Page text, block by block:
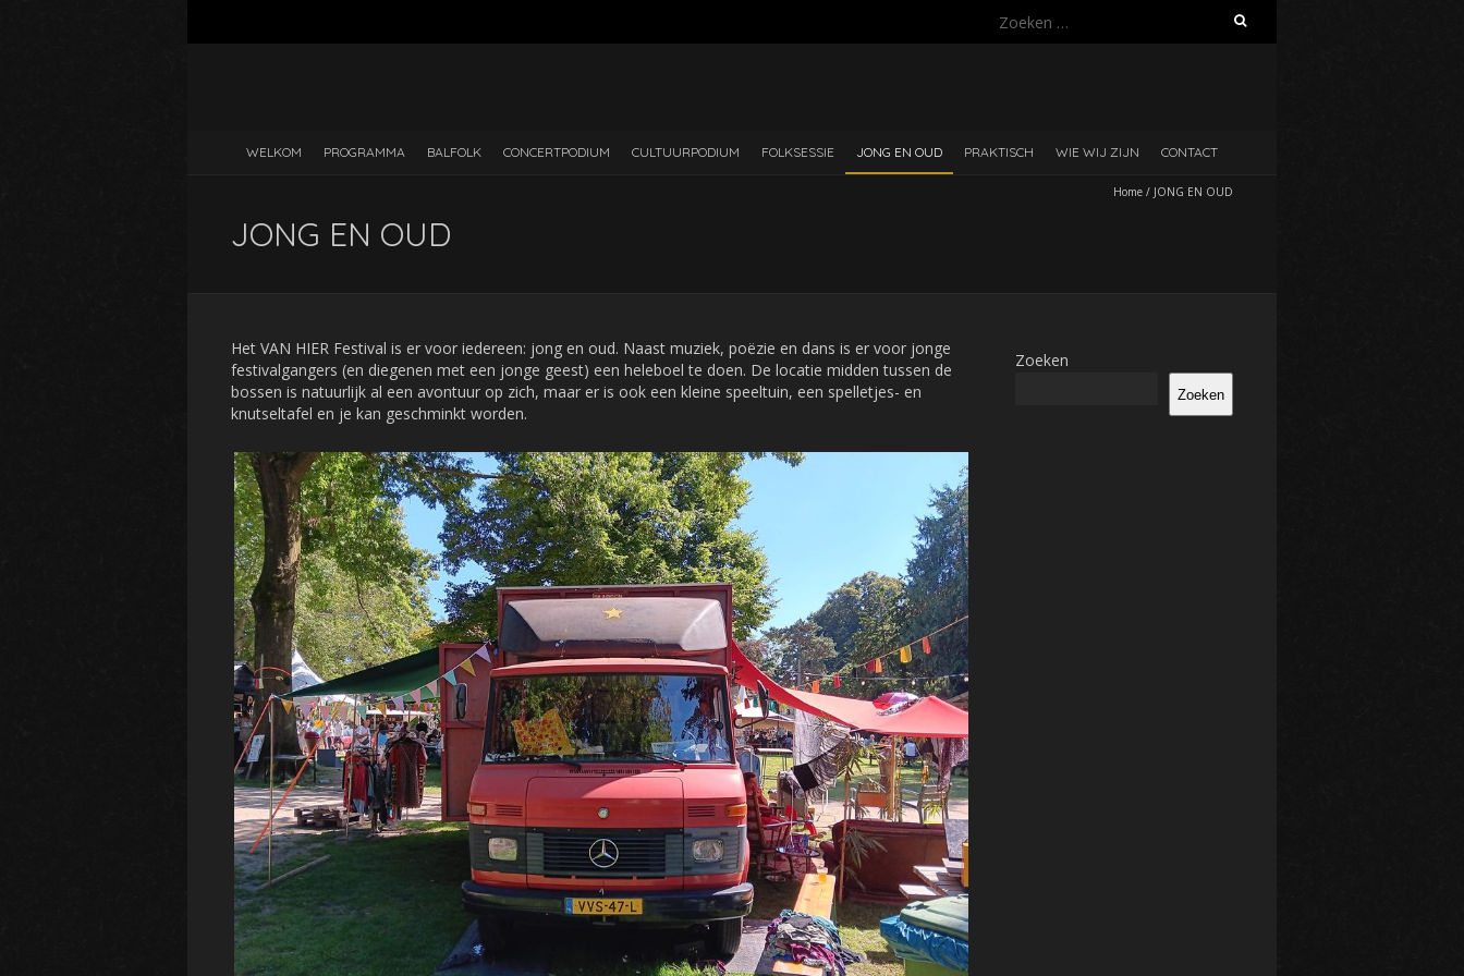
Zoeken
WELKOM PROGRAMMA BALFOLK CONCERTPODIUM CULTUURPODIUM FOLKSESSIE JONG EN OUD PRAKTISCH WIE WIJ ZIJN CONTACT
Home / JONG EN OUD
JONG EN OUD
Het VAN HIER Festival is er voor iedereen: jong en oud. Naast muziek, poëzie en dans is er voor jonge
festivalgangers (en diegenen met een jonge geest) een heleboel te doen. De locatie midden tussen de
bossen is natuurlijk al een avontuur op zich, maar er is ook een kleine speeltuin, een spelletjes- en
knutseltafel en je kan geschminkt worden.
Zoeken
Zoeken